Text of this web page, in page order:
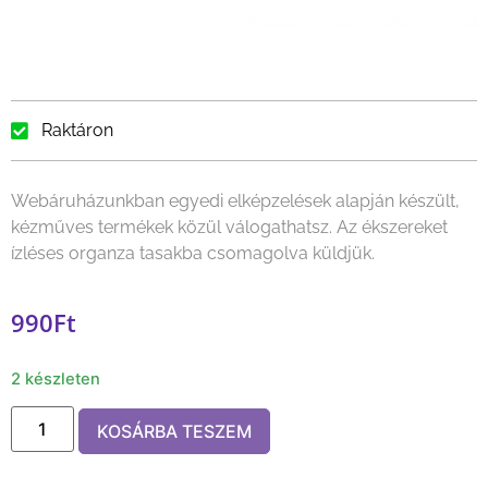
Raktáron
Webáruházunkban egyedi elképzelések alapján készült,
kézműves termékek közül válogathatsz. Az ékszereket
ízléses organza tasakba csomagolva küldjük.
990Ft
2 készleten
KOSÁRBA TESZEM